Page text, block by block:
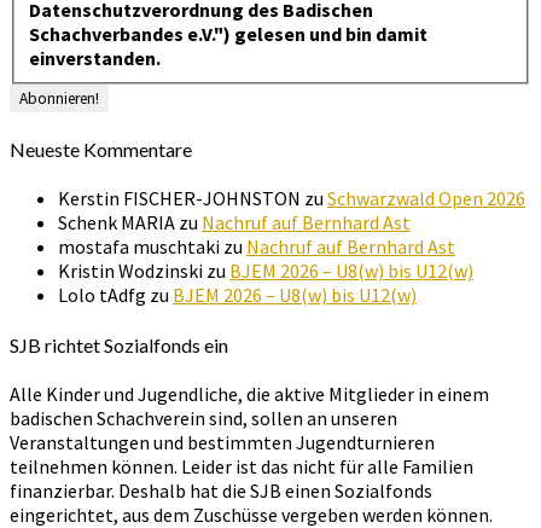
Datenschutzverordnung des Badischen
Schachverbandes e.V.") gelesen und bin damit
einverstanden.
Neueste Kommentare
Kerstin FISCHER-JOHNSTON zu Schwarzwald Open 2026
Schenk MARIA zu Nachruf auf Bernhard Ast
mostafa muschtaki zu Nachruf auf Bernhard Ast
Kristin Wodzinski zu BJEM 2026 – U8(w) bis U12(w)
Lolo tAdfg zu BJEM 2026 – U8(w) bis U12(w)
SJB richtet Sozialfonds ein
Alle Kinder und Jugendliche, die aktive Mitglieder in einem
badischen Schachverein sind, sollen an unseren
Veranstaltungen und bestimmten Jugendturnieren
teilnehmen können. Leider ist das nicht für alle Familien
finanzierbar. Deshalb hat die SJB einen Sozialfonds
eingerichtet, aus dem Zuschüsse vergeben werden können.